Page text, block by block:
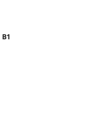
B1